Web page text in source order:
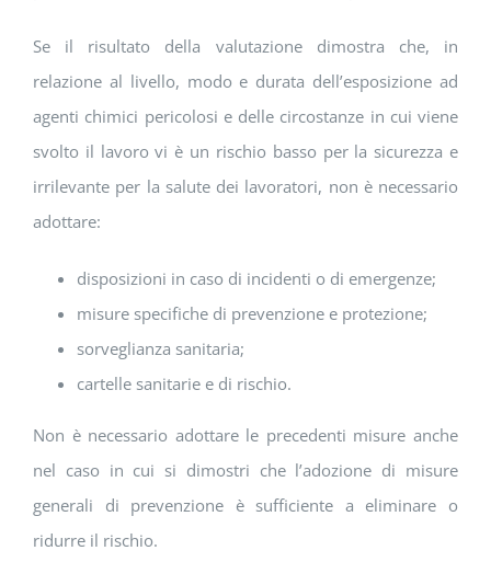
Se il risultato della valutazione dimostra che, in
relazione al livello, modo e durata dell’esposizione ad
agenti chimici pericolosi e delle circostanze in cui viene
svolto il lavoro vi è un rischio basso per la sicurezza e
irrilevante per la salute dei lavoratori, non è necessario
adottare:
disposizioni in caso di incidenti o di emergenze;
misure specifiche di prevenzione e protezione;
sorveglianza sanitaria;
cartelle sanitarie e di rischio.
Non è necessario adottare le precedenti misure anche
nel caso in cui si dimostri che l’adozione di misure
generali di prevenzione è sufficiente a eliminare o
ridurre il rischio.